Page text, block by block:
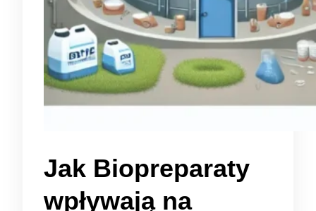
Jak Biopreparaty
wpływają na